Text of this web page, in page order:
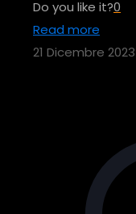
Do you like it?0
Read more
21 Dicembre 2023